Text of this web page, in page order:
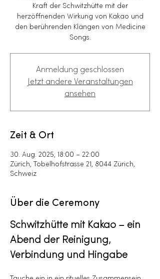
Kraft der Schwitzhütte mit der
herzöffnenden Wirkung von Kakao und
den berührenden Klängen von Medicine
Songs.
Anmeldung geschlossen
Jetzt andere Veranstaltungen
ansehen
Zeit & Ort
30. Aug. 2025, 18:00 – 22:00
Zürich, Tobelhofstrasse 21, 8044 Zürich,
Schweiz
Über die Ceremony
Schwitzhütte mit Kakao – ein
Abend der Reinigung,
Verbindung und Hingabe